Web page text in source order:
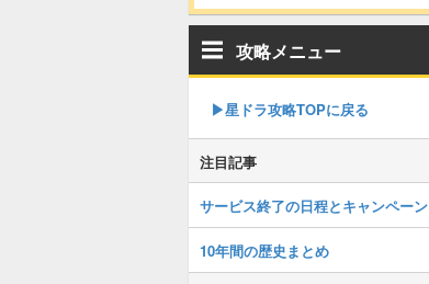
攻略メニュー
▶︎星ドラ攻略TOPに戻る
注目記事
サービス終了の日程とキャンペーン
10年間の歴史まとめ